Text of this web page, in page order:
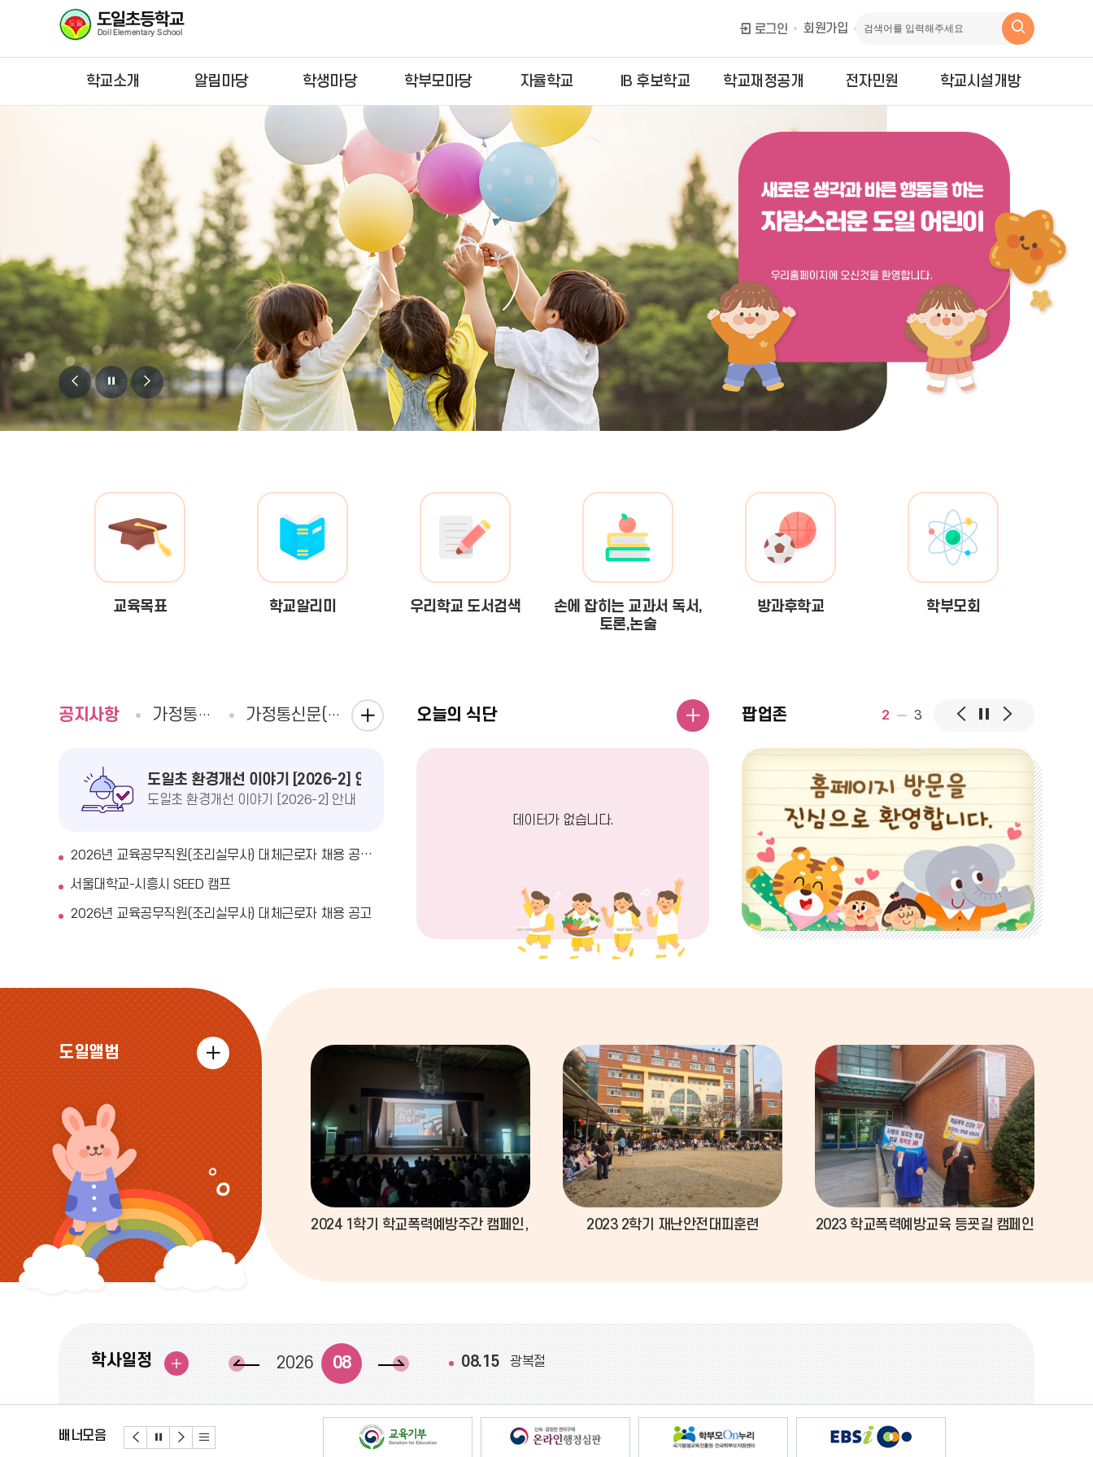
로그인 회원가입
학교소개 알림마당 학생마당 학부모마당 자율학교 IB 후보학교 학교재정공개 전자민원 학교시설개방
비
주
비 비
주
교육목표 학교알리미 우리학교 도서검색
손에 잡히는 교과서 독서,
토론,논술
방과후학교 학부모회
공
공지사항 가정통신문 가정통신문(교육청)
도일초 환경개선 이야기 [2026-2] 안내
도일초 환경개선 이야기 [2026-2] 안내
2026년 교육공무직원(조리실무사) 대체근로자 채용 공고(2차)
서울대학교-시흥시 SEED 캠프
2026년 교육공무직원(조리실무사) 대체근로자 채용 공고
공
기
오늘의 식단
데이터가 없습니다.
오
늘
팝업존 3 3
팝
존
이
전
팝
존
지
팝
존
도일앨범
도
일
앨
범
더
보
기
2024 1학기 학교폭력예방주간 캠페인, 샌드아트 공연 관람2023 2학기 재난안전대피훈련 2023 학교폭력예방교육 등굣길 캠페인
학사일정
행
사
일
더
보
이
전
달
2026 08
다
음
달
08.15 광복절
배너모음